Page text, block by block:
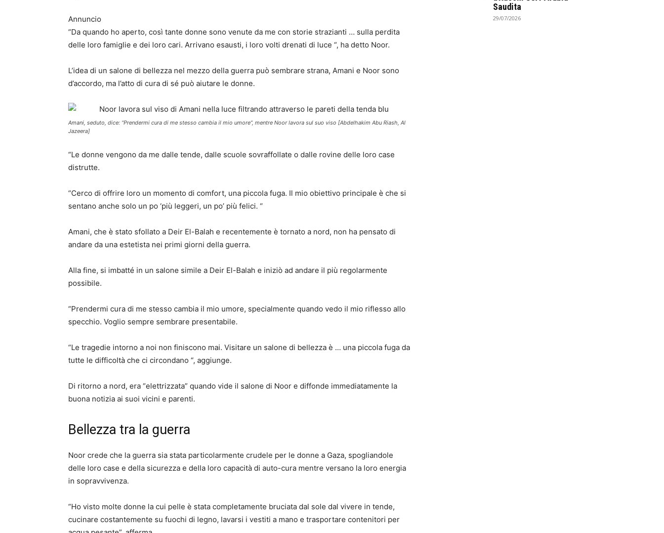
Annuncio
“Da quando ho aperto, così tante donne sono venute da me con storie strazianti … sulla perdita
delle loro famiglie e dei loro cari. Arrivano esausti, i loro volti drenati di luce “, ha detto Noor.
L’idea di un salone di bellezza nel mezzo della guerra può sembrare strana, Amani e Noor sono
d’accordo, ma l’atto di cura di sé può aiutare le donne.
Amani, seduto, dice: “Prendermi cura di me stesso cambia il mio umore”, mentre Noor lavora sul suo viso [Abdelhakim Abu Riash, Al
Jazeera]
“Le donne vengono da me dalle tende, dalle scuole sovraffollate o dalle rovine delle loro case
distrutte.
“Cerco di offrire loro un momento di comfort, una piccola fuga. Il mio obiettivo principale è che si
sentano anche solo un po ‘più leggeri, un po’ più felici. “
Amani, che è stato sfollato a Deir El-Balah e recentemente è tornato a nord, non ha pensato di
andare da una estetista nei primi giorni della guerra.
Alla fine, si imbatté in un salone simile a Deir El-Balah e iniziò ad andare il più regolarmente
possibile.
“Prendermi cura di me stesso cambia il mio umore, specialmente quando vedo il mio riflesso allo
specchio. Voglio sempre sembrare presentabile.
“Le tragedie intorno a noi non finiscono mai. Visitare un salone di bellezza è … una piccola fuga da
tutte le difficoltà che ci circondano “, aggiunge.
Di ritorno a nord, era “elettrizzata” quando vide il salone di Noor e diffonde immediatamente la
buona notizia ai suoi vicini e parenti.
Bellezza tra la guerra
Noor crede che la guerra sia stata particolarmente crudele per le donne a Gaza, spogliandole
delle loro case e della sicurezza e della loro capacità di auto-cura mentre versano la loro energia
in sopravvivenza.
“Ho visto molte donne la cui pelle è stata completamente bruciata dal sole dal vivere in tende,
cucinare costantemente su fuochi di legno, lavarsi i vestiti a mano e trasportare contenitori per
Saudita
29/07/2026